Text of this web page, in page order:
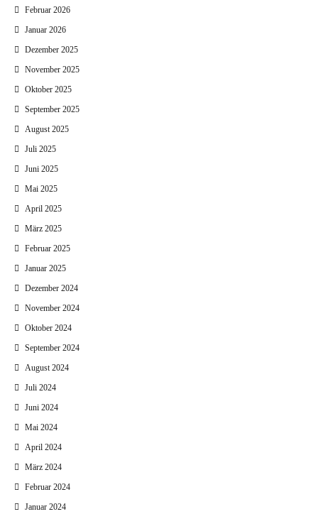
Februar 2026
Januar 2026
Dezember 2025
November 2025
Oktober 2025
September 2025
August 2025
Juli 2025
Juni 2025
Mai 2025
April 2025
März 2025
Februar 2025
Januar 2025
Dezember 2024
November 2024
Oktober 2024
September 2024
August 2024
Juli 2024
Juni 2024
Mai 2024
April 2024
März 2024
Februar 2024
Januar 2024